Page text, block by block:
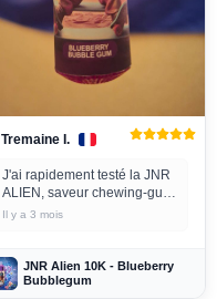
Tremaine I.
J'ai rapidement testé la JNR
ALIEN, saveur chewing-gum
à la myrtille, et j'ai pris une
agréable, et...
Il y a 3 mois
JNR Alien 10K - Blueberry
Bubblegum